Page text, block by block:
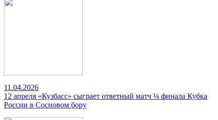
11.04.2026
12 апреля «Кузбасс» сыграет ответный матч ¼ финала Кубка
России в Сосновом бору